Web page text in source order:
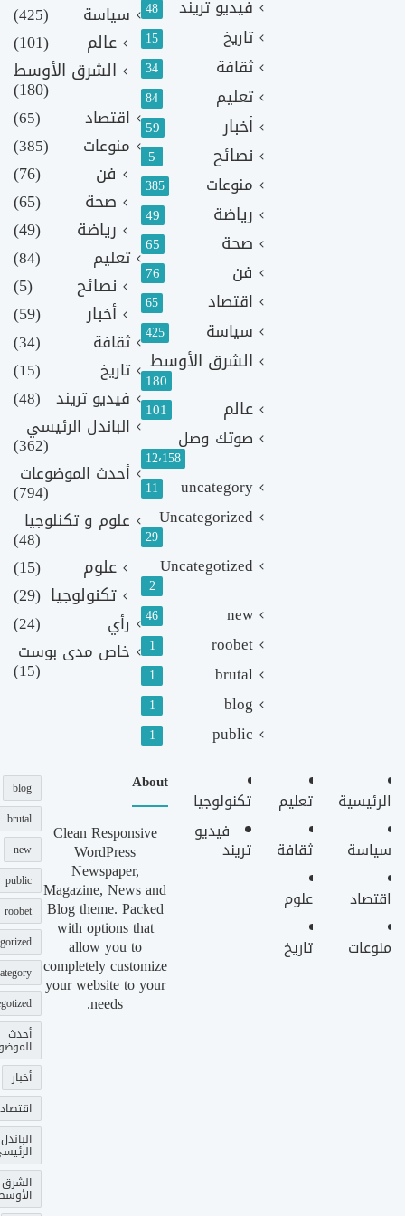
فيديو تريند 48
تاريخ 15
ثقافة 34
تعليم 84
أخبار 59
نصائح 5
منوعات 385
رياضة 49
صحة 65
فن 76
اقتصاد 65
سياسة 425
الشرق الأوسط
180
عالم 101
صوتك وصل
12٬158
uncategory
11
Uncategorized
29
Uncategotized
2
new
46
roobet
1
brutal
1
blog
1
public
1
سياسة
(425)
عالم
(101)
الشرق الأوسط
(180)
اقتصاد
(65)
منوعات
(385)
فن
(76)
صحة
(65)
رياضة
(49)
تعليم (84)
نصائح
(5)
أخبار
(59)
ثقافة
(34)
تاريخ
(15)
فيديو تريند (48)
الباندل الرئيسي
(362)
أحدث الموضوعات
(794)
علوم و تكنلوجيا
(48)
علوم
(15)
تكنولوجيا (29)
رأي
(24)
خاص مدى بوست
(15)
الرئيسية
سياسة
اقتصاد
منوعات
تعليم
ثقافة
علوم
تاريخ
تكنولوجيا
فيديو
تريند
About
Clean Responsive
WordPress
Newspaper,
Magazine, News and
Blog theme. Packed
with options that
allow you to
completely customize
your website to your
needs.
blog
brutal
new
public
roobet
أحدث
أخبار
اقتصاد
الباندل
الشرق